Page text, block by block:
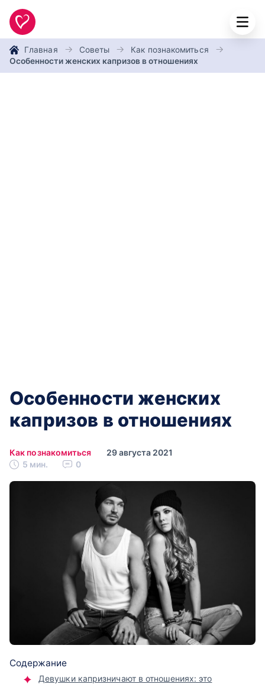
Главная Советы
Как познакомиться
Особенности женских капризов в отношениях
Особенности женских
капризов в отношениях
Как познакомиться
29 августа 2021
5 мин.
0
Содержание
Девушки капризничают в отношениях: это